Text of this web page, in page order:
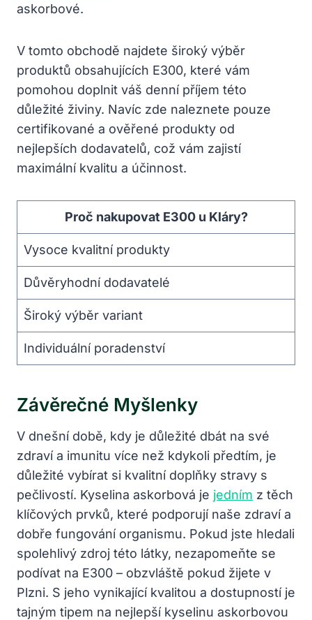
askorbové.
V tomto obchodě najdete široký výběr
produktů obsahujících E300, které vám
pomohou doplnit váš denní příjem této
důležité živiny. Navíc zde naleznete pouze
certifikované a ověřené produkty od
nejlepších dodavatelů, což vám zajistí
maximální kvalitu a účinnost.
Proč nakupovat E300 u Kláry?
Vysoce kvalitní produkty
Důvěryhodní dodavatelé
Široký výběr variant
Individuální poradenství
Závěrečné Myšlenky
V dnešní době, kdy je důležité dbát na své
zdraví a imunitu více než kdykoli předtím, je
důležité vybírat si kvalitní doplňky stravy s
pečlivostí. Kyselina askorbová je jedním z těch
klíčových prvků, které podporují naše zdraví a
dobře fungování organismu. Pokud jste hledali
spolehlivý zdroj této látky, nezapomeňte se
podívat na E300 – obzvláště pokud žijete v
Plzni. S jeho vynikající kvalitou a dostupností je
tajným tipem na nejlepší kyselinu askorbovou